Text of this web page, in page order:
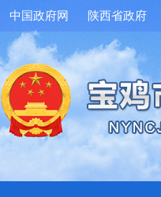
中国政府网 陕西省政府